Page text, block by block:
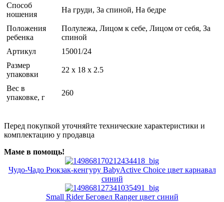
Способ
ношения
На груди, За спиной, На бедре
Положения
ребенка
Полулежа, Лицом к себе, Лицом от себя, За
спиной
Артикул
15001/24
Размер
упаковки
22 x 18 x 2.5
Вес в
упаковке, г
260
Перед покупкой уточняйте технические характеристики и
комплектацию у продавца
Маме в помощь!
Чудо-Чадо Рюкзак-кенгуру BabyActive Choice цвет карнавал
синий
Small Rider Беговел Ranger цвет синий